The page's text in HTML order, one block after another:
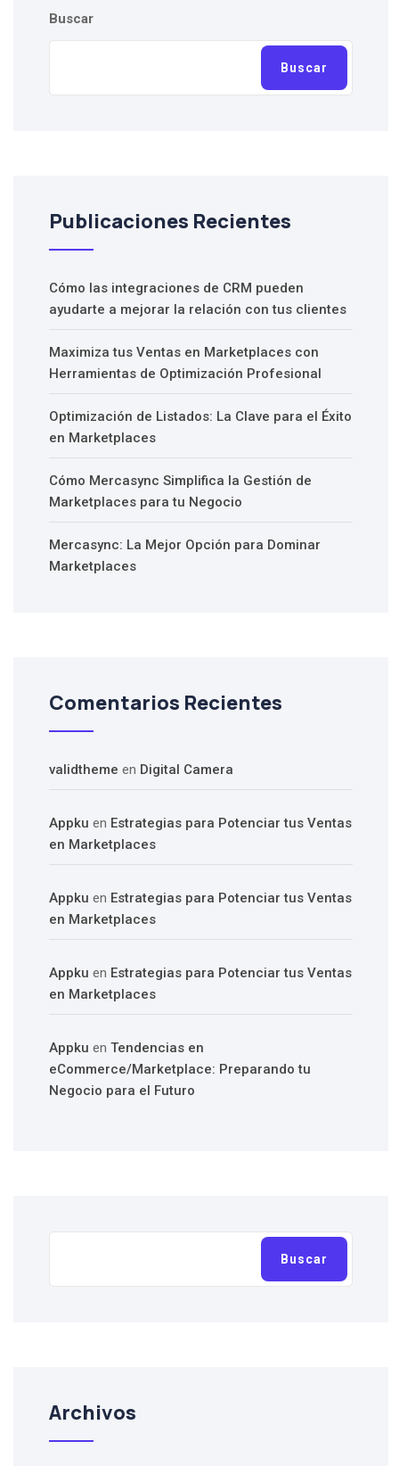
Buscar
Buscar
Publicaciones Recientes
Cómo las integraciones de CRM pueden
ayudarte a mejorar la relación con tus clientes
Maximiza tus Ventas en Marketplaces con
Herramientas de Optimización Profesional
Optimización de Listados: La Clave para el Éxito
en Marketplaces
Cómo Mercasync Simplifica la Gestión de
Marketplaces para tu Negocio
Mercasync: La Mejor Opción para Dominar
Marketplaces
Comentarios Recientes
validtheme en Digital Camera
Appku en Estrategias para Potenciar tus Ventas
en Marketplaces
Appku en Estrategias para Potenciar tus Ventas
en Marketplaces
Appku en Estrategias para Potenciar tus Ventas
en Marketplaces
Appku en Tendencias en
eCommerce/Marketplace: Preparando tu
Negocio para el Futuro
Buscar
Archivos